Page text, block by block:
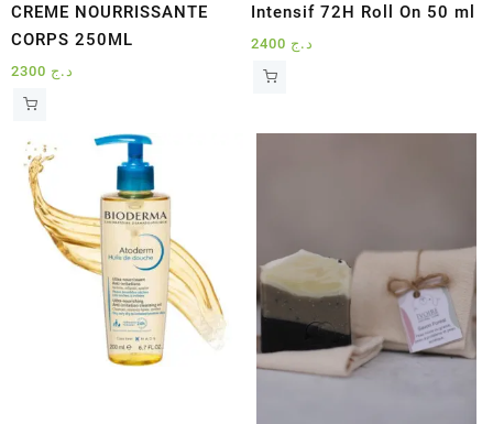
CREME NOURRISSANTE
CORPS 250ML
د.ج
Intensif 72H Roll On 50 ml
د.ج